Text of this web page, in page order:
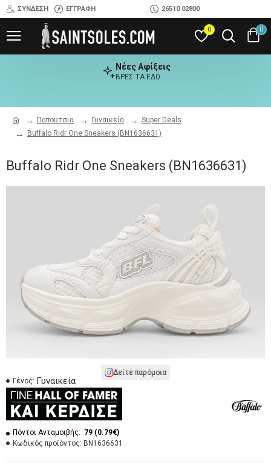
ΣΎΝΔΕΣΗ ΕΓΓΡΑΦΉ 26510 02800
0 0
Παπούτσια Γυναικεία
Super Deals
Buffalo Ridr One Sneakers (BN1636631)
Νέες Αφίξεις
ΒΡΕΣ ΤΑ ΕΔΩ
Buffalo Ridr One Sneakers (BN1636631)
Δείτε παρόμοια
Γένος: Γυναικεία
Πόντοι Ανταμοιβής: 79 (0.79€)
Κωδικός προϊόντος: BN1636631